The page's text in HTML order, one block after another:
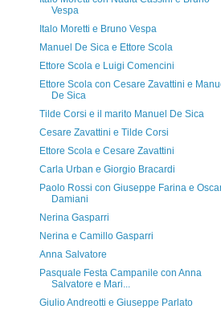
Vespa
Italo Moretti e Bruno Vespa
Manuel De Sica e Ettore Scola
Ettore Scola e Luigi Comencini
Ettore Scola con Cesare Zavattini e
De Sica
Tilde Corsi e il marito Manuel De Sica
Cesare Zavattini e Tilde Corsi
Ettore Scola e Cesare Zavattini
Carla Urban e Giorgio Bracardi
Paolo Rossi con Giuseppe Farina e
Damiani
Nerina Gasparri
Nerina e Camillo Gasparri
Anna Salvatore
Pasquale Festa Campanile con Anna
Salvatore e Mari...
Giulio Andreotti e Giuseppe Parlato